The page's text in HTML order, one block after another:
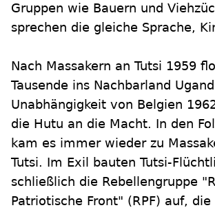
Gruppen wie Bauern und
sprechen die gleiche Sprache,
Nach Massakern an Tutsi 1959
Tausende ins Nachbarland
Unabhängigkeit von Belgien
die Hutu an die Macht. In den
kam es immer wieder zu
Tutsi. Im Exil bauten Tutsi-
schließlich die Rebellengruppe
Patriotische Front" (RPF) auf,